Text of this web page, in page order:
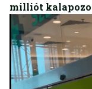
milliót